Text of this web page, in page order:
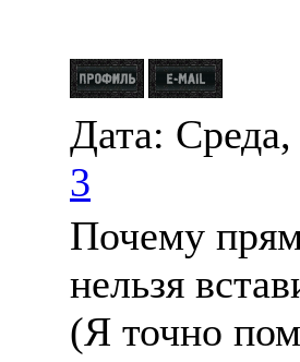
Дата:
3
Почему
нельзя
(Я точно